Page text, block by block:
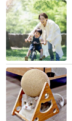
森山友祐子さん